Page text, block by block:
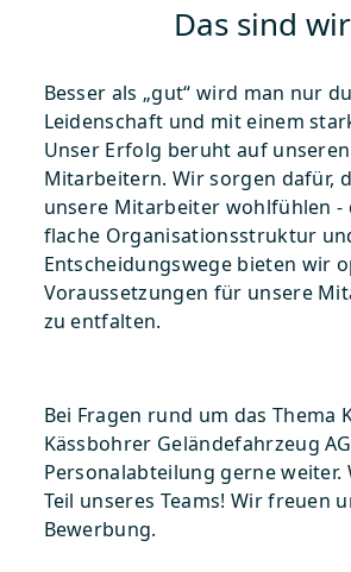
Das sind wir
Besser als „gut“ wird man nur
Leidenschaft und mit einem
Unser Erfolg beruht auf
Mitarbeitern. Wir sorgen dafür,
unsere Mitarbeiter wohlfühlen -
flache Organisationsstruktur
Entscheidungswege bieten wir
Voraussetzungen für unsere
zu entfalten.
Bei Fragen rund um das Thema
Kässbohrer Geländefahrzeug
Personalabteilung gerne weiter.
Teil unseres Teams! Wir freuen
Bewerbung.